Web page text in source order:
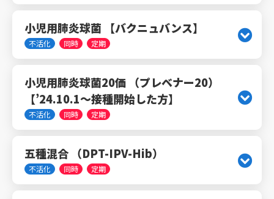
小児用肺炎球菌 【バクニュバンス】
不活化 同時 定期
小児用肺炎球菌20価 （プレベナー20）
【’24.10.1～接種開始した方】
不活化 同時 定期
五種混合 （DPT-IPV-Hib）
不活化 同時 定期